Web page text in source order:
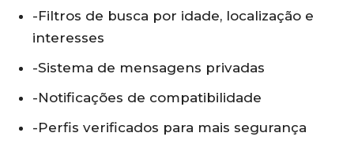
-Filtros de busca por idade, localização e
interesses
-Sistema de mensagens privadas
-Notificações de compatibilidade
-Perfis verificados para mais segurança